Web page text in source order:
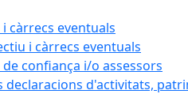
càrrecs eventuals
i càrrecs eventuals
confiança i/o assessors
declaracions d'activitats,